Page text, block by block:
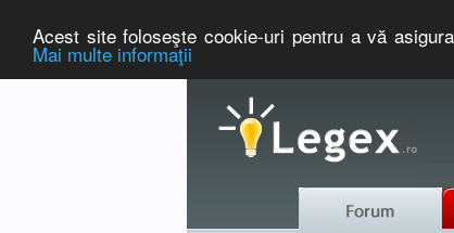
Acest site foloseşte cookie-uri pentru a vă
Mai multe informaţii